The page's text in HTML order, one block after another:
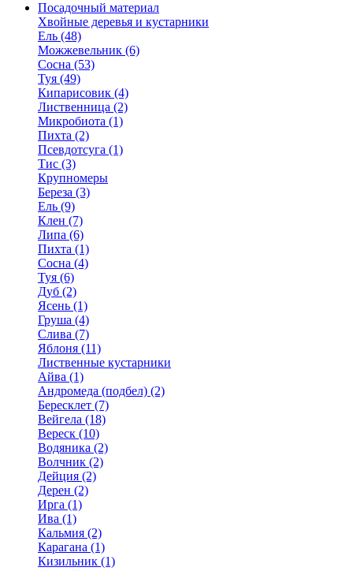
Посадочный материал
Хвойные деревья и кустарники
Ель (48)
Можжевельник (6)
Сосна (53)
Туя (49)
Кипарисовик (4)
Лиственница (2)
Микробиота (1)
Пихта (2)
Псевдотсуга (1)
Тис (3)
Крупномеры
Береза (3)
Ель (9)
Клен (7)
Липа (6)
Пихта (1)
Сосна (4)
Туя (6)
Дуб (2)
Ясень (1)
Груша (4)
Слива (7)
Яблоня (11)
Лиственные кустарники
Айва (1)
Андромеда (подбел) (2)
Бересклет (7)
Вейгела (18)
Вереск (10)
Водяника (2)
Волчник (2)
Дейция (2)
Дерен (2)
Ирга (1)
Ива (1)
Кальмия (2)
Карагана (1)
Кизильник (1)